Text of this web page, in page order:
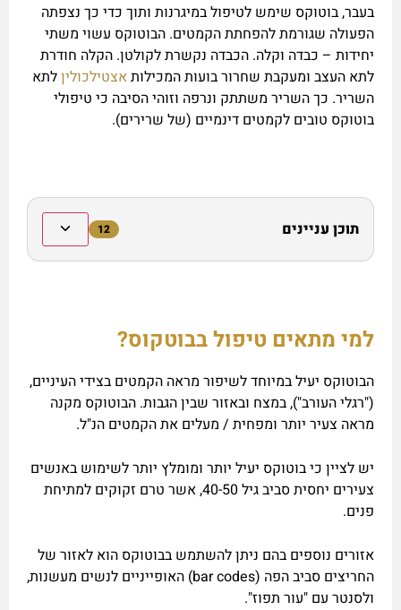
בעבר, בוטוקס שימש לטיפול במיגרנות ותוך כדי כך נצפתה
הפעולה שגורמת להפחתת הקמטים. הבוטוקס עשוי משתי
יחידות – כבדה וקלה. הכבדה נקשרת לקולטן. הקלה חודרת
לתא העצב ומעקבת שחרור בועות המכילותאצטילכוליןלתא
השריר. כך השריר משתתק ונרפה וזוהי הסיבה כי טיפולי
בוטוקס טובים לקמטים דינמיים (של שרירים).
תוכן עניינים 12
למי מתאים טיפול בבוטקוס?
הבוטוקס יעיל במיוחד לשיפור מראה הקמטים בצידי העיניים,
("רגלי העורב"), במצח ובאזור שבין הגבות. הבוטוקס מקנה
מראה צעיר יותר ומפחית / מעלים את הקמטים הנ"ל.
יש לציין כי בוטוקס יעיל יותר ומומלץ יותר לשימוש באנשים
צעירים יחסית סביב גיל 40-50, אשר טרם זקוקים למתיחת
פנים.
אזורים נוספים בהם ניתן להשתמש בבוטוקס הוא לאזור של
החריצים סביב הפה (bar codes) האופייניים לנשים מעשנות,
ולסנטר עם "עור תפוז".